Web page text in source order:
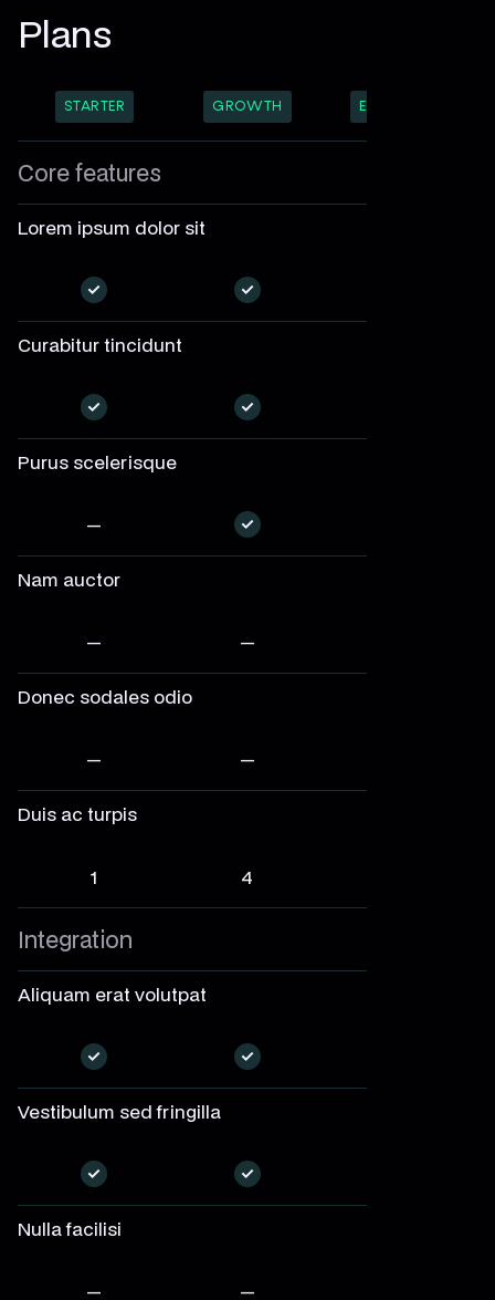
Plans
STARTER GROWTH ENTERPRISE
Core features
Lorem ipsum dolor sit
— —
Curabitur tincidunt
— —
Purus scelerisque
— —
Nam auctor
— —
Donec sodales odio
— —
Duis ac turpis
1 4
Integration
Aliquam erat volutpat
— —
Vestibulum sed fringilla
— —
Nulla facilisi
— —